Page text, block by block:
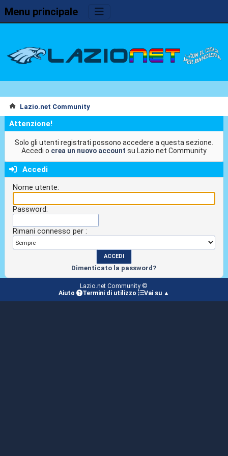
Menu principale
Lazio.net Community
Attenzione!
Solo gli utenti registrati possono accedere a questa sezione.
Accedi o crea un nuovo account su Lazio.net Community
Accedi
Nome utente:
Password:
Rimani connesso per :
Dimenticato la password?
Lazio.net Community ©
Aiuto
Termini di utilizzo Vai su ▲